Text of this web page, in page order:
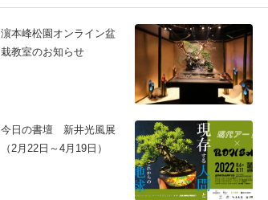
濵本峰松園オンライン盆
栽教室のお知らせ
今日の書壇 新井光風展
（2月22日～4月19日）